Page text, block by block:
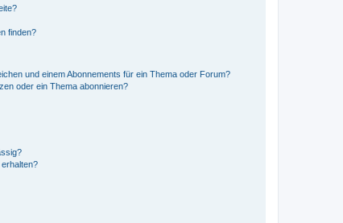
finden?
und einem Abonnements für ein Thema oder Forum?
oder ein Thema abonnieren?